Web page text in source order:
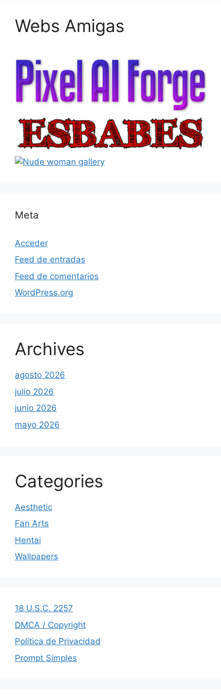
Webs Amigas
Meta
Acceder
Feed de entradas
Feed de comentarios
WordPress.org
Archives
agosto 2026
julio 2026
junio 2026
mayo 2026
Categories
Aesthetic
Fan Arts
Hentai
Wallpapers
18 U.S.C. 2257
DMCA / Copyright
Política de Privacidad
Prompt Simples